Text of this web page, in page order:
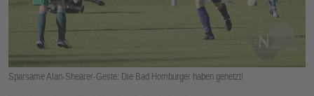
Sparsame Alan-Shearer-Geste: Die Bad Homburger haben genetzt!
E
N